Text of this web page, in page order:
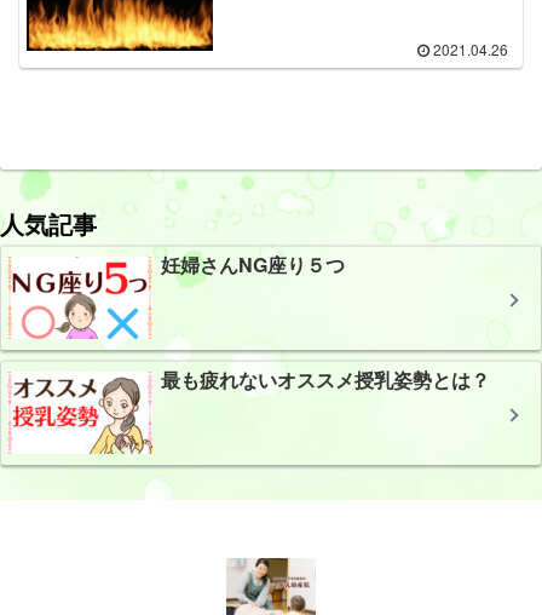
2021.04.26
人気記事
妊婦さんNG座り５つ
最も疲れないオススメ授乳姿勢とは？